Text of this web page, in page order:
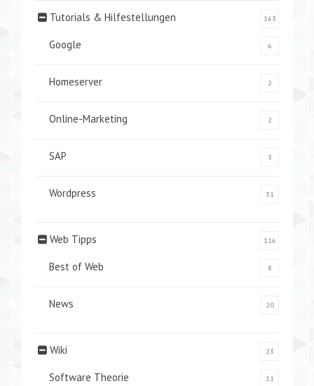
Tutorials & Hilfestellungen 163
Google 6
Homeserver 2
Online-Marketing 2
SAP 3
Wordpress 31
Web Tipps 116
Best of Web 8
News 20
Wiki 23
Software Theorie 11